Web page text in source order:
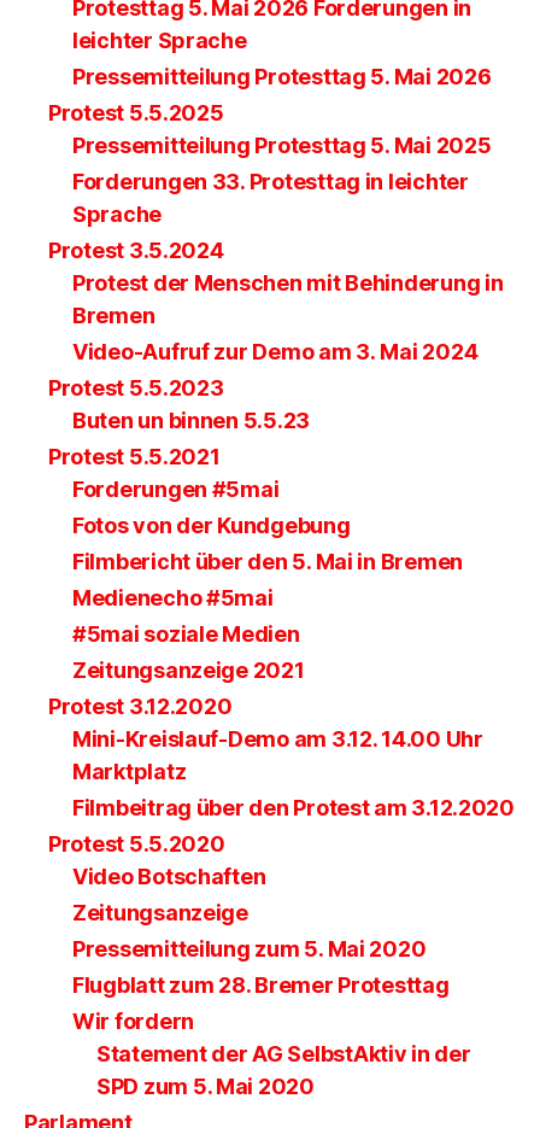
Protesttag 5. Mai 2026 Forderungen in
leichter Sprache
Pressemitteilung Protesttag 5. Mai 2026
Protest 5.5.2025
Pressemitteilung Protesttag 5. Mai 2025
Forderungen 33. Protesttag in leichter
Sprache
Protest 3.5.2024
Protest der Menschen mit Behinderung in
Bremen
Video-Aufruf zur Demo am 3. Mai 2024
Protest 5.5.2023
Buten un binnen 5.5.23
Protest 5.5.2021
Forderungen #5mai
Fotos von der Kundgebung
Filmbericht über den 5. Mai in Bremen
Medienecho #5mai
#5mai soziale Medien
Zeitungsanzeige 2021
Protest 3.12.2020
Mini-Kreislauf-Demo am 3.12. 14.00 Uhr
Marktplatz
Filmbeitrag über den Protest am 3.12.2020
Protest 5.5.2020
Video Botschaften
Zeitungsanzeige
Pressemitteilung zum 5. Mai 2020
Flugblatt zum 28. Bremer Protesttag
Wir fordern
Statement der AG SelbstAktiv in der
SPD zum 5. Mai 2020